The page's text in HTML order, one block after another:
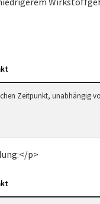
Zeitpunkt, unabhängig
p>